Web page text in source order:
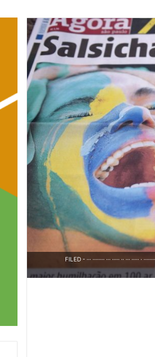
FILED - ··· ········ ··· ····· ·· ··· ····· ·